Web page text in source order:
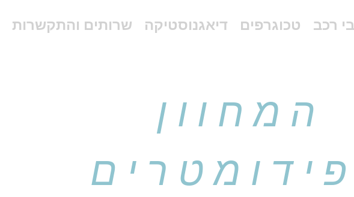
רכב טכוגרפים דיאגנוסטיקה שרותים והתקשרות
המחוון